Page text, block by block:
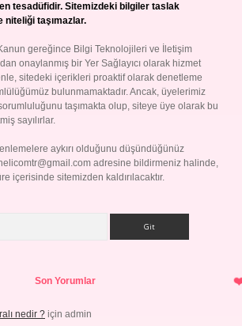
tesadüfidir. Sitemizdeki bilgiler taslak
niteliği taşımazlar.
gereğince Bilgi Teknolojileri ve İletişim
onaylanmış bir Yer Sağlayıcı olarak hizmet
sitedeki içerikleri proaktif olarak denetleme
bulunmamaktadır. Ancak, üyelerimiz
taşımakta olup, siteye üye olarak bu
sayılırlar.
aykırı olduğunu düşündüğünüz
adresine bildirmeniz halinde,
içerisinde sitemizden kaldırılacaktır.
Son Yorumlar
nedir ? için admin